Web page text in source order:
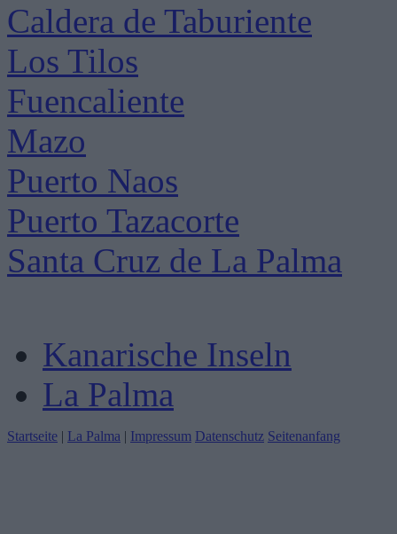
Caldera de Taburiente
Los Tilos
Fuencaliente
Mazo
Puerto Naos
Puerto Tazacorte
Santa Cruz de La Palma
Kanarische Inseln
La Palma
Startseite | La Palma | Impressum Datenschutz Seitenanfang